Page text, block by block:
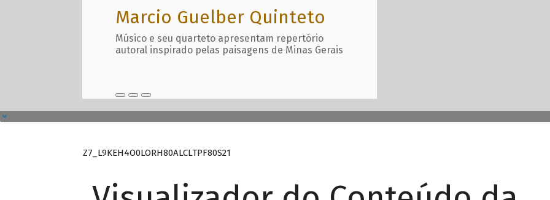
Marcio Guelber Quinteto
Músico e seu quarteto apresentam repertório
autoral inspirado pelas paisagens de Minas Gerais
Z7_L9KEH4O0LORH80ALCLTPF80S21